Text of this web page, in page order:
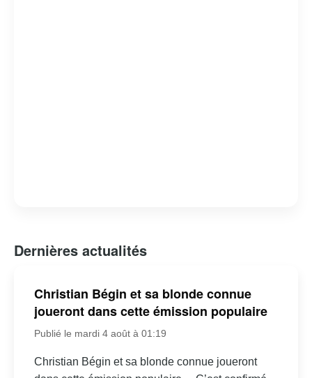
Dernières actualités
Christian Bégin et sa blonde connue
joueront dans cette émission populaire
Publié le mardi 4 août à 01:19
Christian Bégin et sa blonde connue joueront